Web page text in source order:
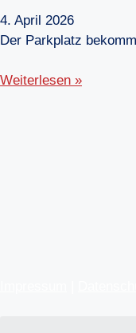
4. April 2026
Der Parkplatz
Weiterlesen »